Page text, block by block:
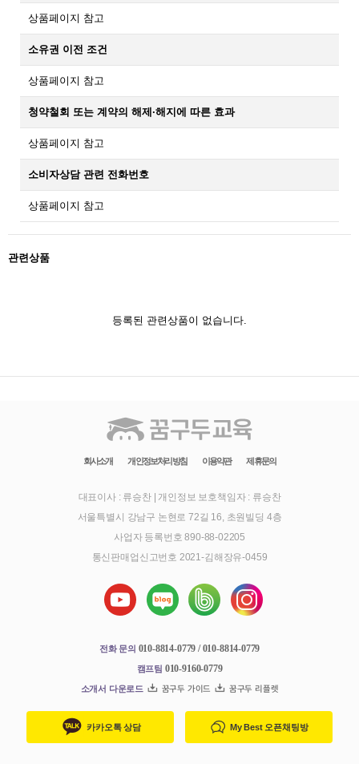
상품페이지 참고
소유권 이전 조건
상품페이지 참고
청약철회 또는 계약의 해제·해지에 따른 효과
상품페이지 참고
소비자상담 관련 전화번호
상품페이지 참고
관련상품
등록된 관련상품이 없습니다.
회사소개 개인정보처리방침 이용약관 제휴문의
대표이사 : 류승찬| 개인정보 보호책임자 : 류승찬
서울특별시 강남구 논현로 72길 16, 초원빌딩 4층
사업자 등록번호 890-88-02205
통신판매업신고번호 2021-김해장유-0459
전화 문의 010-8814-0779 / 010-8814-0779
캠프팀 010-9160-0779
소개서 다운로드 꿈구두 가이드 꿈구두 리플렛
카카오톡 상담 My Best 오픈채팅방